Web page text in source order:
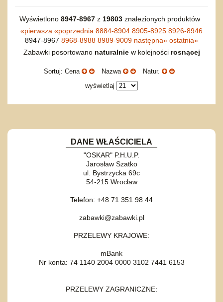
Wyświetlono 8947-8967z 19803znalezionych produktów
«pierwsza «poprzednia 8884-8904 8905-8925 8926-8946
8947-8967 8968-8988 8989-9009 następna» ostatnia»
Zabawki posortowano naturalniew kolejności rosnącej
Sortuj: Cena Nazwa
Natur.
wyświetlaj
DANE WŁAŚCICIELA
"OSKAR" P.H.U.P.
Jarosław Szatko
ul. Bystrzycka 69c
54-215 Wrocław
Telefon: +48 71 351 98 44
zabawki@zabawki.pl
PRZELEWY KRAJOWE:
mBank
Nr konta: 74 1140 2004 0000 3102 7441 6153
PRZELEWY ZAGRANICZNE: